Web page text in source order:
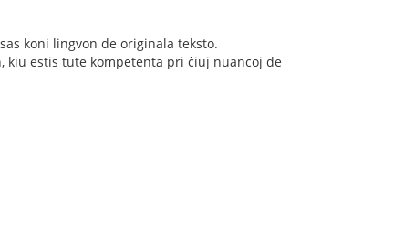
koni lingvon de originala teksto.
kiu estis tute kompetenta pri ĉiuj nuancoj de